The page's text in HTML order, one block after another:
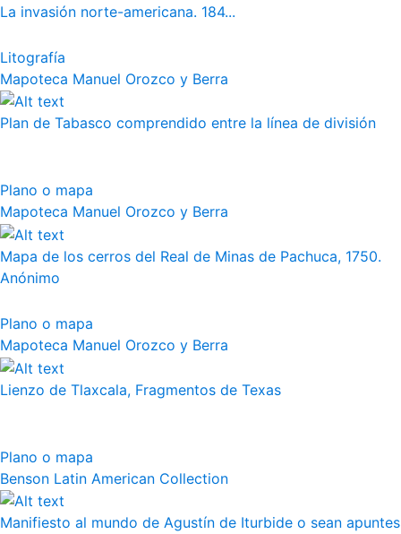
La invasión norte-americana. 184...
Litografía
Mapoteca Manuel Orozco y Berra
Plan de Tabasco comprendido entre la línea de división
Plano o mapa
Mapoteca Manuel Orozco y Berra
Mapa de los cerros del Real de Minas de Pachuca, 1750.
Anónimo
Plano o mapa
Mapoteca Manuel Orozco y Berra
Lienzo de Tlaxcala, Fragmentos de Texas
Plano o mapa
Benson Latin American Collection
Manifiesto al mundo de Agustín de Iturbide o sean apuntes